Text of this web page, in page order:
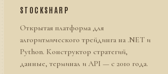
STOCKSHARP
Открытая платформа для
алгоритмического трейдинга на .NET и
Python. Конструктор стратегий,
данные, терминал и API — с 2010 года.